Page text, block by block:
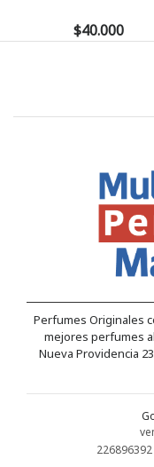
$40.000
Perfumes Originales
mejores perfumes
Nueva Providencia